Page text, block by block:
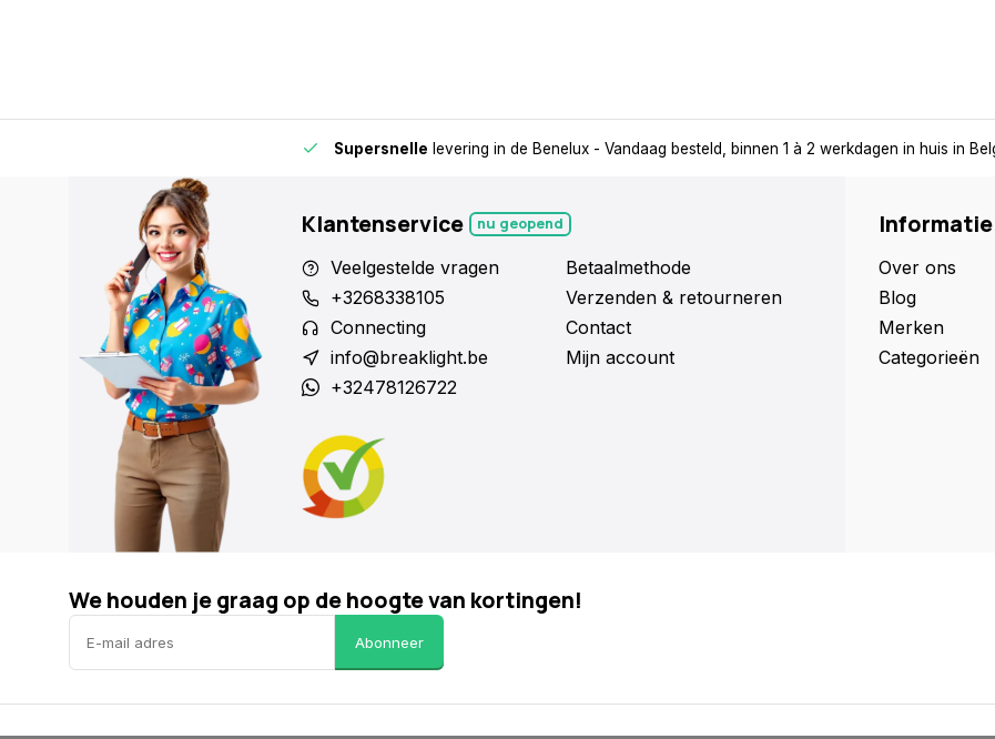
Supersnelle levering in de Benelux - Vandaag besteld, binnen 1 à 2 werkdagen in huis in
Klantenservice nu geopend
Veelgestelde vragen
+3268338105
Connecting
info@breaklight.be
+32478126722
Betaalmethode
Verzenden & retourneren
Contact
Mijn account
Informatie
Over ons
Blog
Merken
Categorieën
We houden je graag op de hoogte van kortingen!
Abonneer